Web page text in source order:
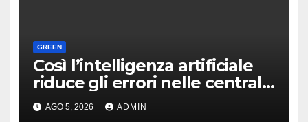
GREEN
Così l’intelligenza artificiale
riduce gli errori nelle centrali
nucleari
AGO 5, 2026 ADMIN